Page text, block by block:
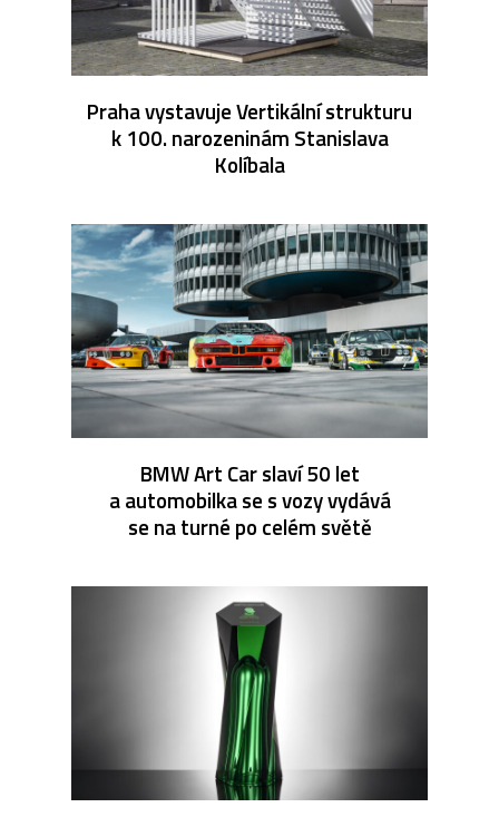
Praha vystavuje Vertikální strukturu
k 100. narozeninám Stanislava
Kolíbala
BMW Art Car slaví 50 let
a automobilka se s vozy vydává
se na turné po celém světě